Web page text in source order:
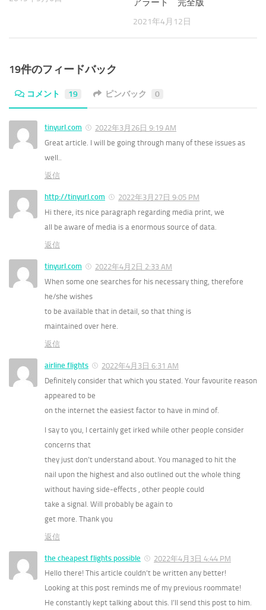
2021年4月12日
19件のフィードバック
コメント 19 ピンバック 0
tinyurl.com
2022年3月26日 9:19 AM
Great article. I will be going through many of these issues as
well..
返信
http://tinyurl.com
2022年3月27日 9:05 PM
Hi there, its nice paragraph regarding media print, we
all be aware of media is a enormous source of data.
返信
tinyurl.com
2022年4月2日 2:33 AM
When some one searches for his necessary thing, therefore
he/she wishes
to be available that in detail, so that thing is
maintained over here.
返信
airline flights
2022年4月3日 6:31 AM
Definitely consider that which you stated. Your favourite reason
appeared to be
on the internet the easiest factor to have in mind of.
I say to you, I certainly get irked while other people consider
concerns that
they just don’t understand about. You managed to hit the
nail upon the highest and also outlined out the whole thing
without having side-effects , other people could
take a signal. Will probably be again to
get more. Thank you
返信
the cheapest flights possible
2022年4月3日 4:44 PM
Hello there! This article couldn’t be written any better!
Looking at this post reminds me of my previous roommate!
He constantly kept talking about this. I’ll send this post to him.